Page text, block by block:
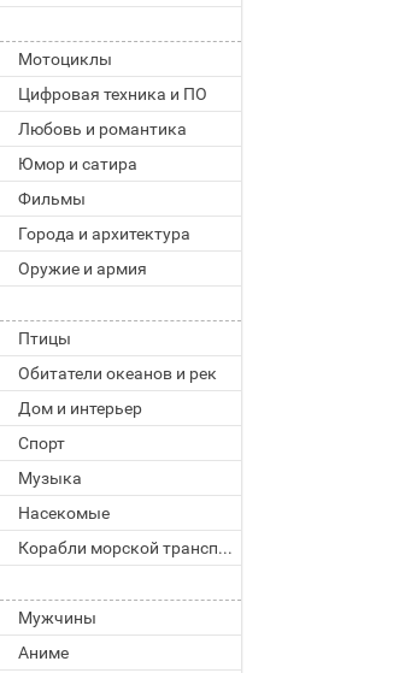
Мотоциклы
Цифровая техника и ПО
Любовь и романтика
Юмор и сатира
Фильмы
Города и архитектура
Оружие и армия
Птицы
Обитатели океанов и рек
Дом и интерьер
Спорт
Музыка
Насекомые
Корабли морской транспорт
Мужчины
Аниме